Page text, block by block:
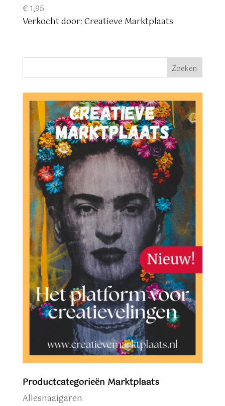
€1,95
Verkocht door: Creatieve Marktplaats
Zoeken
Productcategorieën Marktplaats
Allesnaaigaren